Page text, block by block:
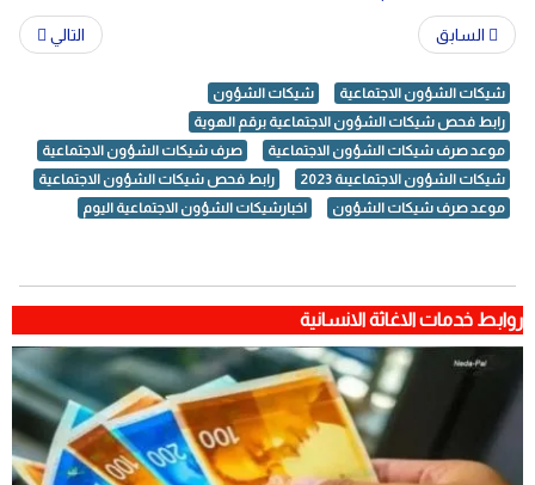
السابق التالي
شيكات الشؤون الاجتماعية
شيكات الشؤون
رابط فحص شيكات الشؤون الاجتماعية برقم الهوية
موعد صرف شيكات الشؤون الاجتماعية
صرف شيكات الشؤون الاجتماعية
شيكات الشؤون الاجتماعيىة 2023
رابط فحص شيكات الشؤون الاجتماعية
موعد صرف شيكات الشؤون
اخبارشيكات الشؤون الاجتماعية اليوم
روابط خدمات الاغاثة الانسانية